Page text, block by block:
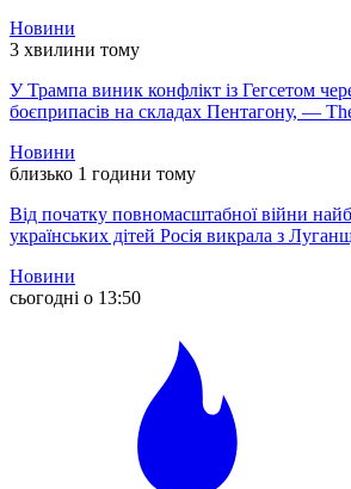
Новини
3 хвилини тому
У Трампа виник конфлікт із Гегсетом
боєприпасів на складах Пентагону, —
Новини
близько 1 години тому
Від початку повномасштабної війни
українських дітей Росія викрала з
Новини
сьогодні о 13:50